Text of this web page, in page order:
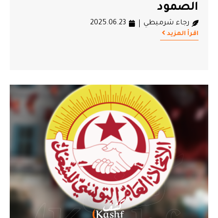
الصمود
رجاء شرميطي 2025.06.23
اقرأ المزيد